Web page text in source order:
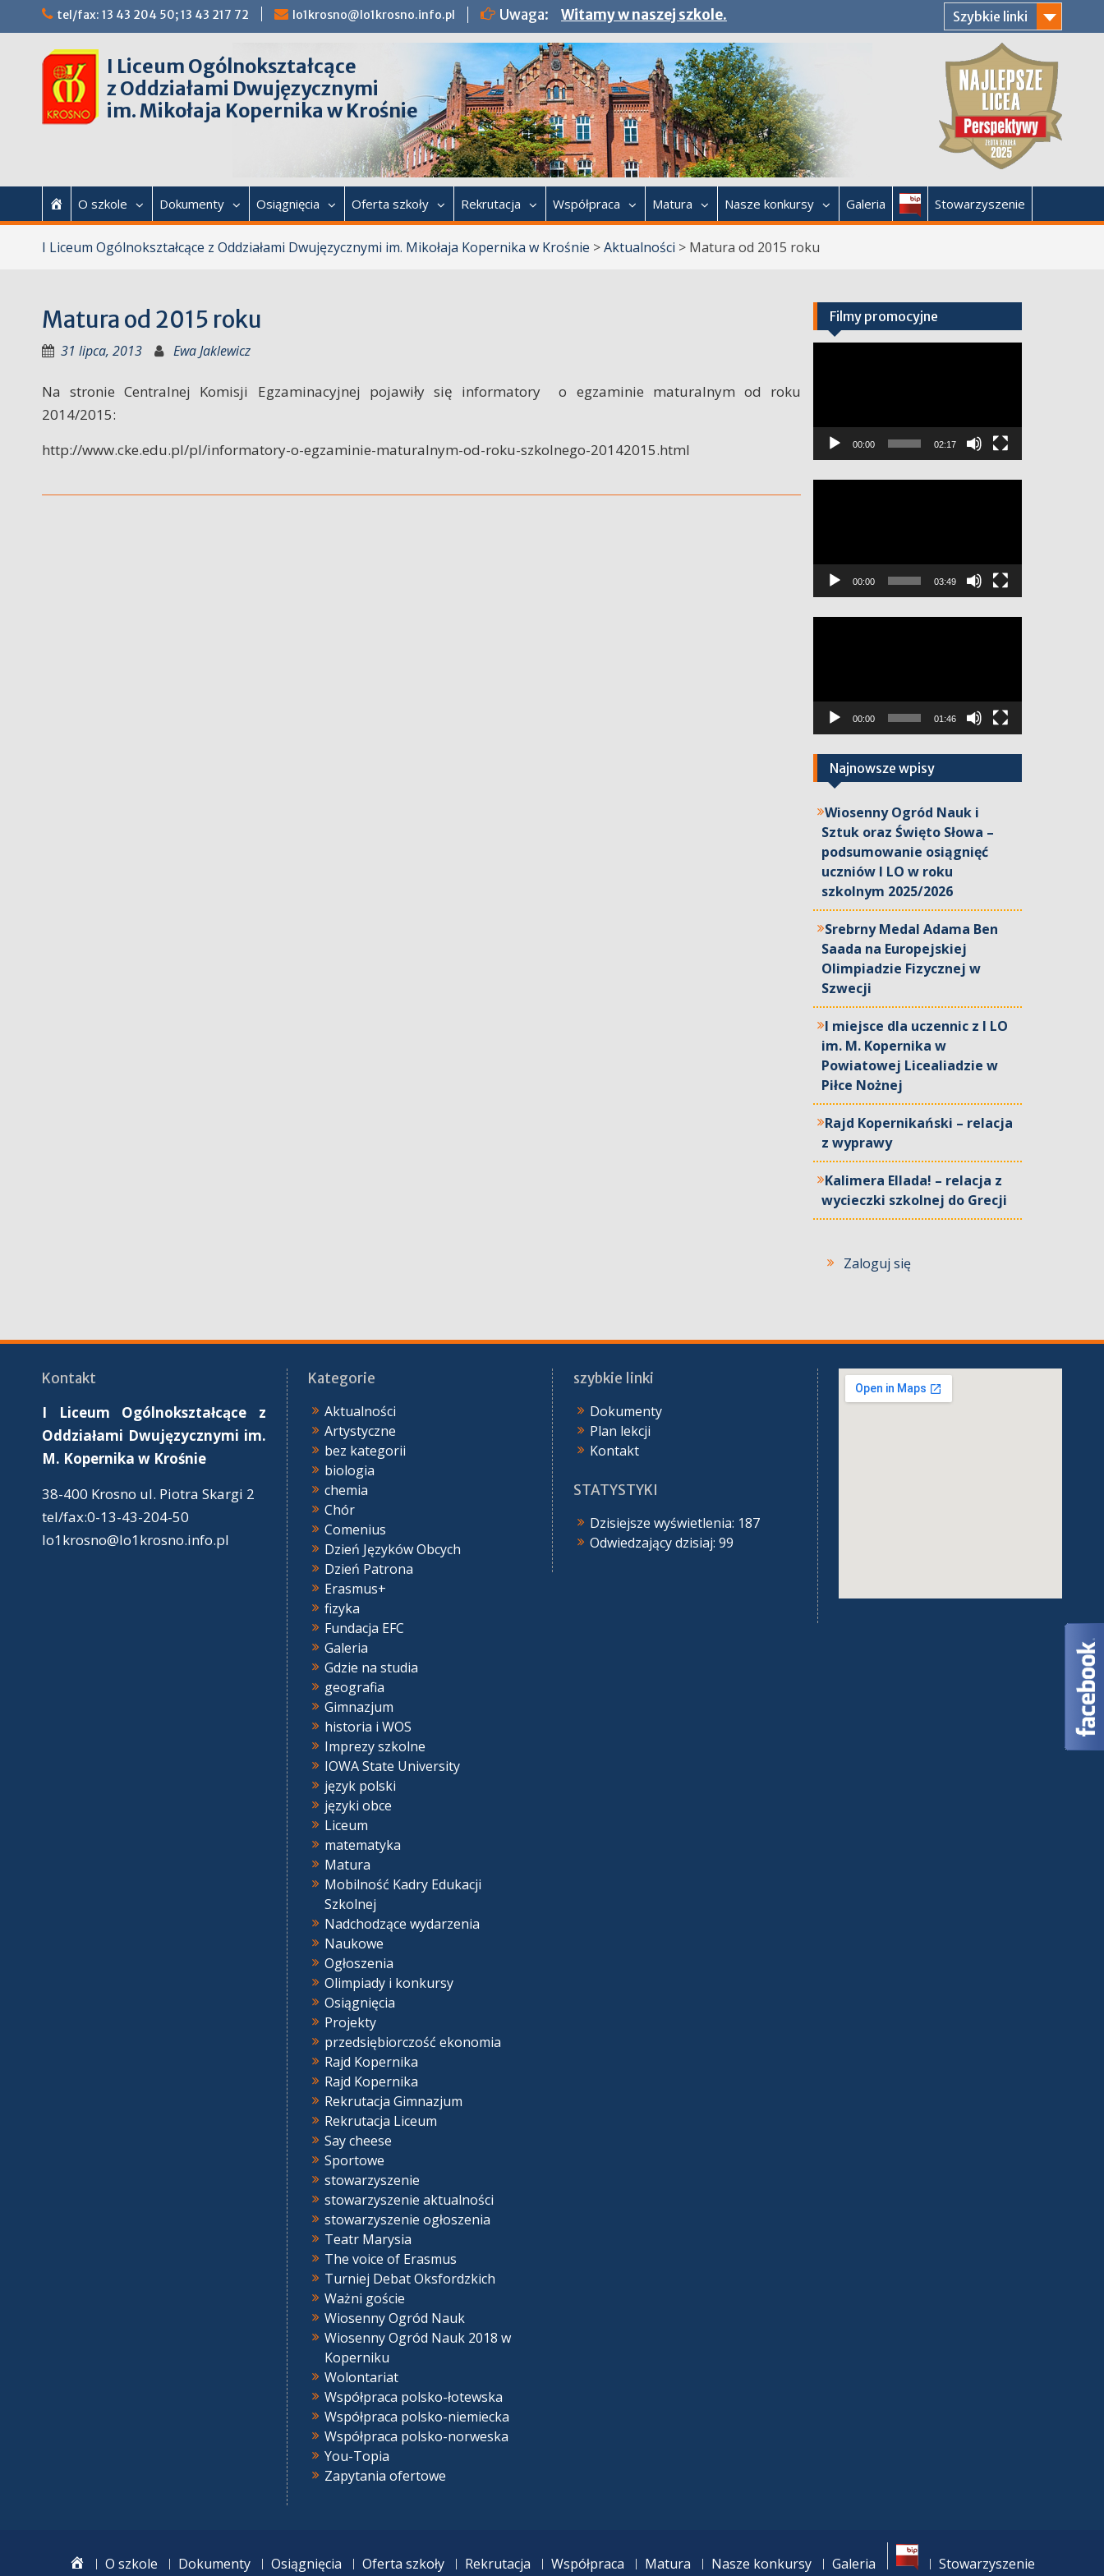
Przejdź
do
tel/fax: 13 43 204 50; 13 43 217 72 lo1krosno@lo1krosno.info.pl Uwaga: Witamy w naszej szkole. Szybkie linki
I Liceum Ogólnokształcące
z Oddziałami Dwujęzycznymi
im. Mikołaja Kopernika w Krośnie
home
O szkole Dokumenty Osiągnięcia Oferta szkoły Rekrutacja Współpraca Matura Nasze konkursy Galeria Bip Stowarzyszenie
I Liceum Ogólnokształcące z Oddziałami Dwujęzycznymi im. Mikołaja Kopernika w Krośnie >Aktualności > Matura od 2015 roku
Matura od 2015 roku
31 lipca, 2013 Ewa Jaklewicz
Na stronie Centralnej Komisji Egzaminacyjnej pojawiły się informatory o egzaminie maturalnym od roku
2014/2015:
http://www.cke.edu.pl/pl/informatory-o-egzaminie-maturalnym-od-roku-szkolnego-20142015.html
Filmy promocyjne
00:00 02:17
00:00 03:49
00:00 01:46
Najnowsze wpisy
Wiosenny Ogród Nauk i
Sztuk oraz Święto Słowa –
podsumowanie osiągnięć
uczniów I LO w roku
szkolnym 2025/2026
Srebrny Medal Adama Ben
Saada na Europejskiej
Olimpiadzie Fizycznej w
Szwecji
I miejsce dla uczennic z I LO
im. M. Kopernika w
Powiatowej Licealiadzie w
Piłce Nożnej
Rajd Kopernikański – relacja
z wyprawy
Kalimera Ellada! – relacja z
wycieczki szkolnej do Grecji
Zaloguj się
Kontakt
I Liceum Ogólnokształcące z
Oddziałami Dwujęzycznymi im.
M. Kopernika w Krośnie
38-400 Krosno ul. Piotra Skargi 2
tel/fax:0-13-43-204-50
lo1krosno@lo1krosno.info.pl
Kategorie
Aktualności
Artystyczne
bez kategorii
biologia
chemia
Chór
Comenius
Dzień Języków Obcych
Dzień Patrona
Erasmus+
fizyka
Fundacja EFC
Galeria
Gdzie na studia
geografia
Gimnazjum
historia i WOS
Imprezy szkolne
IOWA State University
język polski
języki obce
Liceum
matematyka
Matura
Mobilność Kadry Edukacji
Szkolnej
Nadchodzące wydarzenia
Naukowe
Ogłoszenia
Olimpiady i konkursy
Osiągnięcia
Projekty
przedsiębiorczość ekonomia
Rajd Kopernika
Rajd Kopernika
Rekrutacja Gimnazjum
Rekrutacja Liceum
Say cheese
Sportowe
stowarzyszenie
stowarzyszenie aktualności
stowarzyszenie ogłoszenia
Teatr Marysia
The voice of Erasmus
Turniej Debat Oksfordzkich
Ważni goście
Wiosenny Ogród Nauk
Wiosenny Ogród Nauk 2018 w
Koperniku
Wolontariat
Współpraca polsko-łotewska
Współpraca polsko-niemiecka
Współpraca polsko-norweska
You-Topia
Zapytania ofertowe
szybkie linki
Dokumenty
Plan lekcji
Kontakt
STATYSTYKI
Dzisiejsze wyświetlenia: 187
Odwiedzający dzisiaj: 99
homeO szkole Dokumenty Osiągnięcia Oferta szkoły Rekrutacja Współpraca Matura Nasze konkursy Galeria
Bip
Stowarzyszenie